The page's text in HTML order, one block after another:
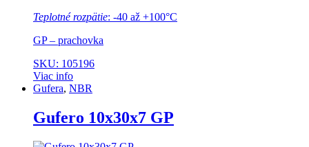
Teplotné rozpätie: -40 až +100°C
GP – prachovka
SKU: 105196
Viac info
Gufera, NBR
Gufero 10x30x7 GP